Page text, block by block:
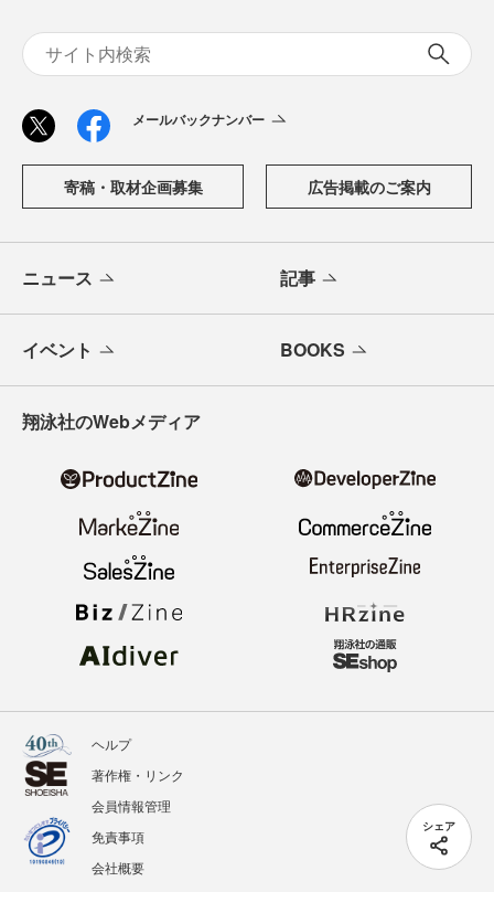
シェア
メールバックナンバー
寄稿・取材企画募集 広告掲載のご案内
ニュース 記事
イベント BOOKS
翔泳社のWebメディア
ヘルプ
著作権・リンク
会員情報管理
免責事項
会社概要